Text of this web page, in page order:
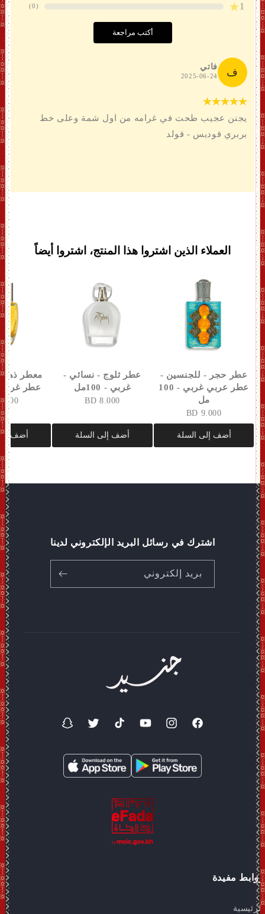
1
(
0
)
أكتب مراجعة
ف فاتي
2025-06-24
يجنن عجيب طحت في غرامه من اول شمة وعلى خط
بربري قوديس - قولد
العملاء الذين اشتروا هذا المنتج، اشتروا أيضاً
عطر حجر - للجنسين -
عطر عربي غربي - 100
مل
9.000 BD
أضف إلى السلة
عطر ثلوج - نسائي -
غربي - 100مل
8.000 BD
أضف إلى السلة
معطر
عطر غربي -
BD
أضف
اشترك في رسائل البريد الإلكتروني لدينا
بريد إلكتروني
فيسبوكانستغرامموقع
تيك
تويتر
سناب
روابط مفيدة
الرئيسية